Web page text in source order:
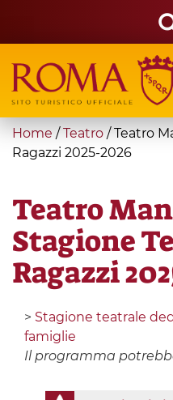
main
content
Search
form
Búsqueda
You
are
Home / Teatro /Teatro
Ragazzi 2025-2026
Teatro
Stagione
Ragazzi
> Stagione teatrale
famiglie
Il programma